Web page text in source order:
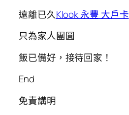
遠離已久Klook 永豐 大戶卡
只為家人團圓
飯已備好，接待回家！
End
免責講明